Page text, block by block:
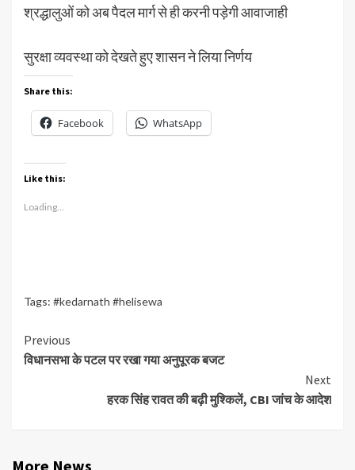
श्रद्धालुओं को अब पैदल मार्ग से ही करनी पड़ेगी आवाजाही
सुरक्षा व्यवस्था को देखते हुए शासन ने लिया निर्णय
Share this:
Facebook WhatsApp
Like this:
Loading...
Tags: #kedarnath #helisewa
Continue
Reading
Previous
विधानसभा के पटल पर रखा गया अनुपूरक बजट
Next
हरक सिंह रावत की बढ़ी मुश्किलें, CBI जांच के आदेश
More News